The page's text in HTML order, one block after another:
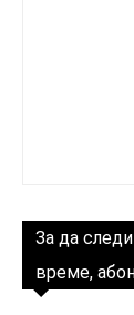
За да
време,